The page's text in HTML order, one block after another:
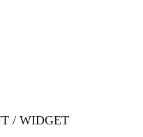
/ WIDGET